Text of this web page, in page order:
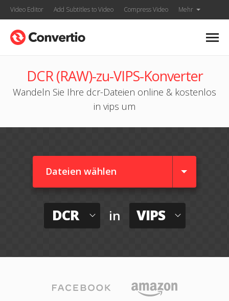
Video Editor Add Subtitles to Video Compress Video Mehr
DCR (RAW)-zu-VIPS-Konverter
Wandeln Sie Ihre dcr-Dateien online & kostenlos
in vips um
Dateien wählen
DCR in VIPS